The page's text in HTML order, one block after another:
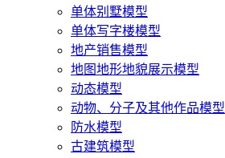
单体别墅模型
单体写字楼模型
地产销售模型
地图地形地貌展示模型
动态模型
动物、分子及其他作品模型
防水模型
古建筑模型